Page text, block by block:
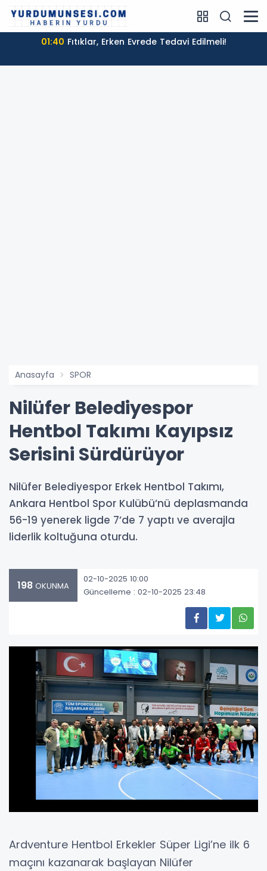
01:40 Fıtıklar, Erken Evrede Tedavi Edilmeli!
Anasayfa SPOR
Nilüfer Belediyespor
Hentbol Takımı Kayıpsız
Serisini Sürdürüyor
Nilüfer Belediyespor Erkek Hentbol Takımı,
Ankara Hentbol Spor Kulübü’nü deplasmanda
56-19 yenerek ligde 7’de 7 yaptı ve averajla
liderlik koltuğuna oturdu.
198 OKUNMA
02-10-2025 10:00
Güncelleme : 02-10-2025 23:48
Ardventure Hentbol Erkekler Süper Ligi’ne ilk 6
maçını kazanarak başlayan Nilüfer